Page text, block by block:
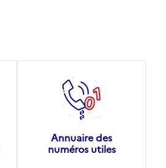
Annuaire des
numéros utiles